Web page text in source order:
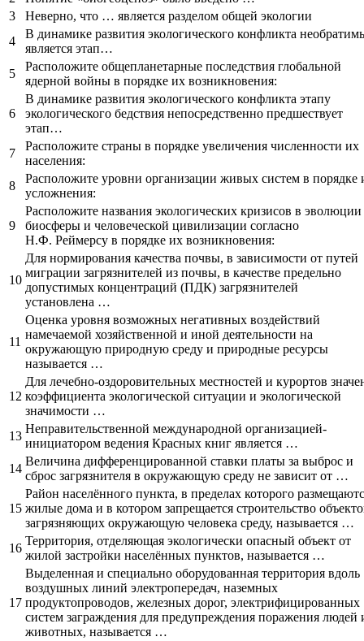
3
Неверно, что … является разделом общей экологии
4
В динамике развития экологического конфликта
является этап…
5
Расположите общепланетарные последствия глобальной
ядерной войны в порядке их возникновения:
6
В динамике развития экологического конфликта этапу
экологического бедствия непосредственно предшествует
этап…
7
Расположите страны в порядке увеличения численности их
населения:
8
Расположите уровни организации живых систем в порядке
усложнения:
9
Расположите названия экологических кризисов в эволюции
биосферы и человеческой цивилизации согласно
Н.Ф. Реймерсу в порядке их возникновения:
10
Для нормирования качества почвы, в зависимости от путей
миграции загрязнителей из почвы, в качестве предельно
допустимых концентраций (ПДК) загрязнителей
установлена …
11
Оценка уровня возможных негативных воздействий
намечаемой хозяйственной и иной деятельности на
окружающую природную среду и природные ресурсы
называется …
12
Для лечебно-оздоровительных местностей и курортов
коэффициента экологической ситуации и экологической
значимости …
13
Неправительственной международной организацией-
инициатором ведения Красных книг является …
14
Величина дифференцированной ставки платы за выброс и
сброс загрязнителя в окружающую среду не зависит от …
15
Район населённого пункта, в пределах которого
жилые дома и в котором запрещается строительство
загрязняющих окружающую человека среду, называется …
16
Территория, отделяющая экологически опасный объект от
жилой застройки населённых пунктов, называется …
17
Выделенная и специально оборудованная территория вдоль
воздушных линий электропередач, наземных
продуктопроводов, железных дорог, электрифицированных
систем заграждения для предупреждения поражения людей
животных, называется …